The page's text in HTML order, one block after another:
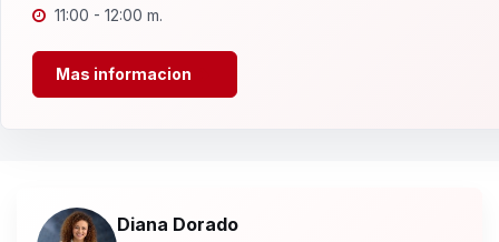
11:00 - 12:00 m.
Mas informacion
Diana Dorado